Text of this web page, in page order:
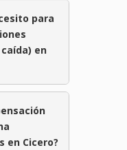
para
en
en Cicero?